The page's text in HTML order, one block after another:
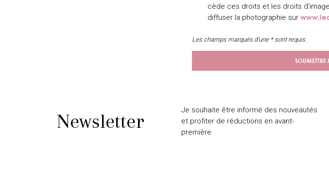
cède ces droits et les droits
diffuser la photographie sur
Les champs marqués d'une * sont requis.
Newsletter
Je souhaite être informé des nouveautés
et profiter de réductions en avant-
première.